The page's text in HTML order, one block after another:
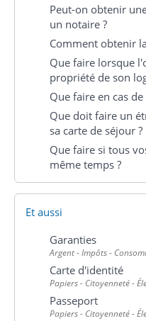
Peut-on obtenir
un notaire ?
Comment obtenir
Que faire lorsque
propriété de son
Que faire en cas
Que doit faire un
sa carte de séjour ?
Que faire si tous
même temps ?
Et aussi
Garanties
Argent - Impôts -
Carte d'identité
Papiers - Citoyenneté -
Passeport
Papiers - Citoyenneté -